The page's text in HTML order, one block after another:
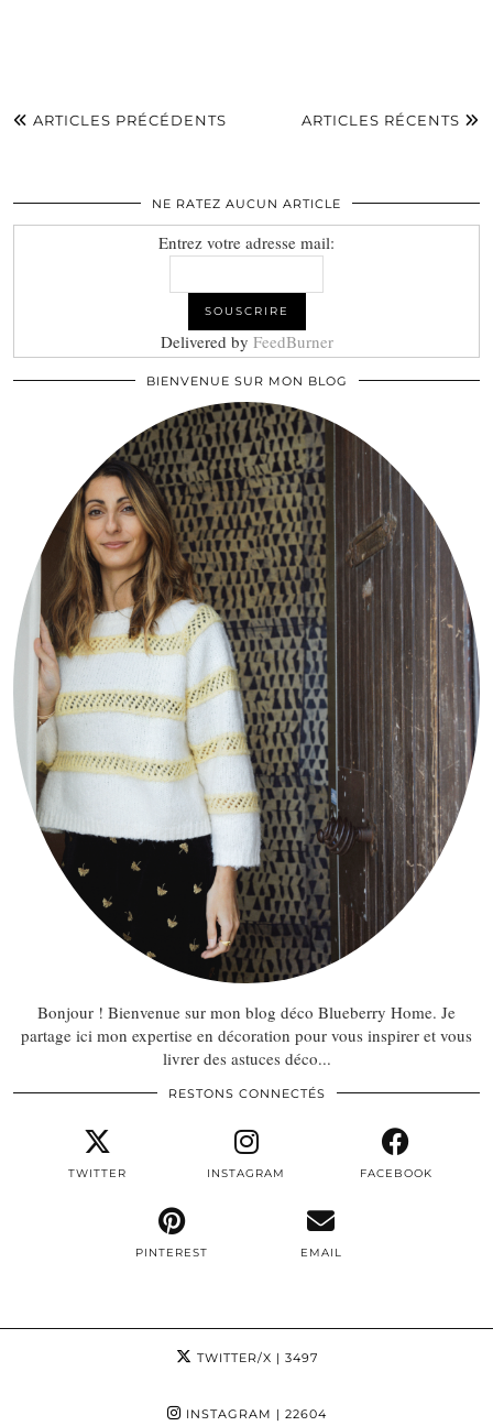
ARTICLES PRÉCÉDENTS ARTICLES RÉCENTS
NE RATEZ AUCUN ARTICLE
Entrez votre adresse mail:
Delivered by FeedBurner
BIENVENUE SUR MON BLOG
Bonjour ! Bienvenue sur mon blog déco Blueberry Home. Je
partage ici mon expertise en décoration pour vous inspirer et vous
livrer des astuces déco...
RESTONS CONNECTÉS
TWITTER INSTAGRAM FACEBOOK
PINTEREST EMAIL
TWITTER/X | 3497
INSTAGRAM | 22604